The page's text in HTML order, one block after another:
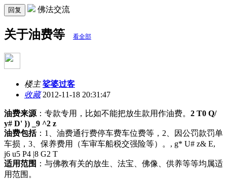
回复 佛法交流
关于油费等 看全部
楼主 娑婆过客
收藏2012-11-18 20:31:47
油费来源 ：专款专用，比如不能把放生款用作油费。 2 T0 Q/
y# D' }) _9 ^2 z
油费包括：1、油费通行费停车费车位费等，2、因公罚款罚单
车损，3、保养费用（车审车船税交强险等）。 , g* U# z& E,
j6 u5 P4 |8 G2 T
适用范围 ：与佛教有关的放生、法宝、佛像、供养等等均属适
用范围。